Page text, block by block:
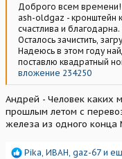
Доброго всем
ash-oldgaz - кронштейн
счастлива и благодарна.
Осталось зачистить,
Надеюсь в этом году
поставлю квадратный
вложение 234250
Андрей - Человек каких
прошлым летом с
железа из одного конца
Р
Pika ИВАН gaz-67 и